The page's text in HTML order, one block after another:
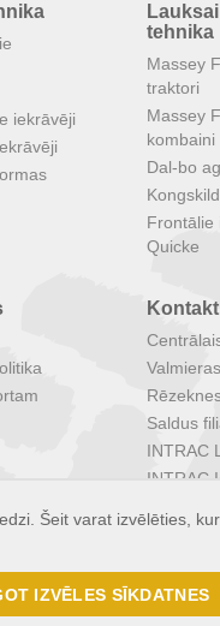
iekrāvēji
tehnika
Massey
traktori
Massey
kombaini
Dal-bo
Frontālie
Quicke
Saldus
INTRAC
INTRAC
Šeit varat izvēlēties,
IZVĒLES SĪKDATNES